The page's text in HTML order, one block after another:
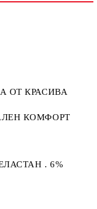
ОТ КРАСИВА
КОМФОРТ
. 6%